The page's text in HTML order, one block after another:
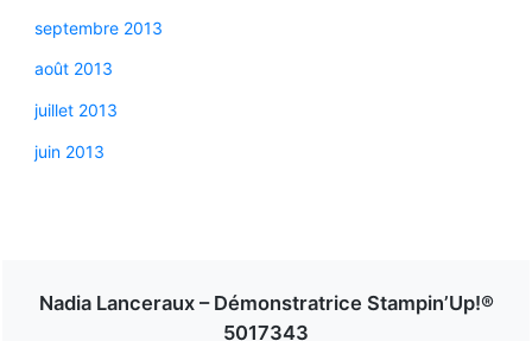
septembre 2013
août 2013
juillet 2013
juin 2013
Nadia Lanceraux – Démonstratrice Stampin’Up!®
5017343